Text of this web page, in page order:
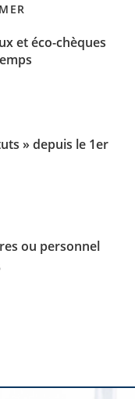
et éco-chèques
» depuis le 1er
ou personnel